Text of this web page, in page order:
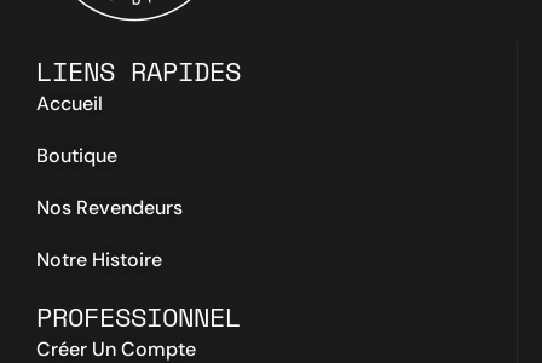
LIENS RAPIDES
Accueil
Boutique
Nos Revendeurs
Notre Histoire
PROFESSIONNEL
Créer Un Compte